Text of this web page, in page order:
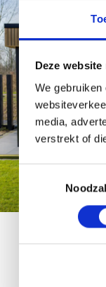
Deze
We
media,
verstrekt of